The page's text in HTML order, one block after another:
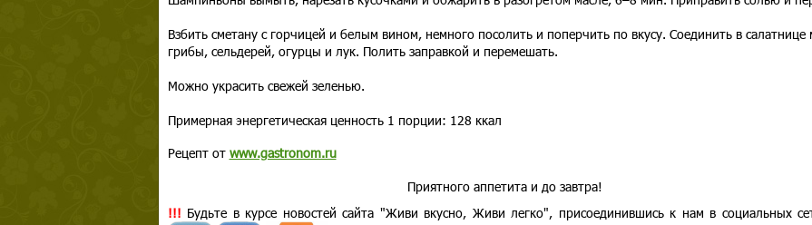
Взбить сметану с горчицей и белым вином, немного посолить и поперчить по вкусу. Соединить в салатнице
грибы, сельдерей, огурцы и лук. Полить заправкой и перемешать.
Можно украсить свежей зеленью.
Примерная энергетическая ценность 1 порции: 128 ккал
Рецепт от www.gastronom.ru
Приятного аппетита и до завтра!
!!! Будьте в курсе новостей сайта "Живи вкусно, Живи легко", присоединившись к нам в социальных